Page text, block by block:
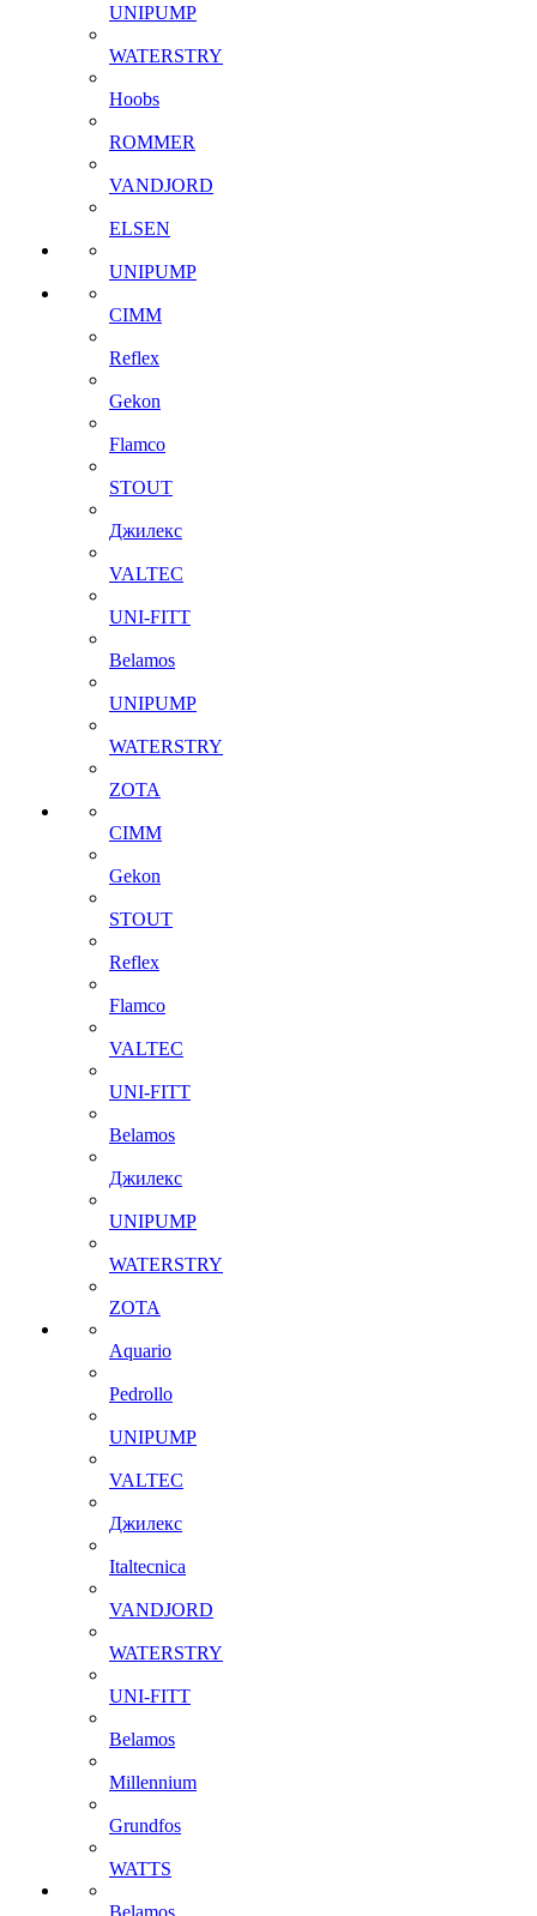
UNIPUMP
WATERSTRY
Hoobs
ROMMER
VANDJORD
ELSEN
UNIPUMP
CIMM
Reflex
Gekon
Flamco
STOUT
Джилекс
VALTEC
UNI-FITT
Belamos
UNIPUMP
WATERSTRY
ZOTA
CIMM
Gekon
STOUT
Reflex
Flamco
VALTEC
UNI-FITT
Belamos
Джилекс
UNIPUMP
WATERSTRY
ZOTA
Aquario
Pedrollo
UNIPUMP
VALTEC
Джилекс
Italtecnica
VANDJORD
WATERSTRY
UNI-FITT
Belamos
Millennium
Grundfos
WATTS
Belamos